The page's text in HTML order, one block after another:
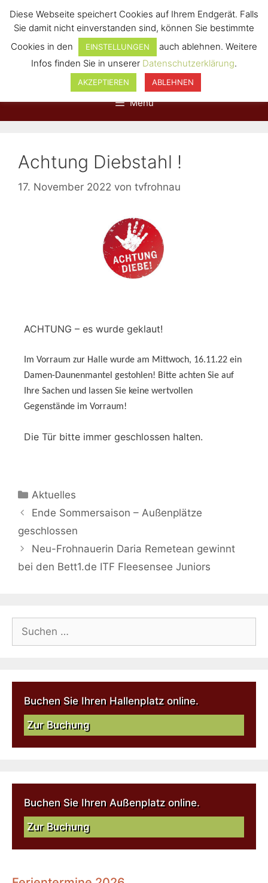
Menü
Achtung Diebstahl !
17. November 2022 von tvfrohnau
ACHTUNG – es wurde geklaut!
Im Vorraum zur Halle wurde am Mittwoch, 16.11.22 ein
Damen-Daunenmantel gestohlen! Bitte achten Sie auf
Ihre Sachen und lassen Sie keine wertvollen
Gegenstände im Vorraum!
Die Tür bitte immer geschlossen halten.
Aktuelles
Ende Sommersaison – Außenplätze
geschlossen
Neu-Frohnauerin Daria Remetean gewinnt
bei den Bett1.de ITF Fleesensee Juniors
Buchen Sie Ihren Hallenplatz online.
Zur Buchung
Buchen Sie Ihren Außenplatz online.
Zur Buchung
Diese Webseite speichert Cookies auf Ihrem Endgerät. Falls
Sie damit nicht einverstanden sind, können Sie bestimmte
Cookies in den
EINSTELLUNGEN
auch ablehnen. Weitere
Infos finden Sie in unserer Datenschutzerklärung.
AKZEPTIEREN ABLEHNEN